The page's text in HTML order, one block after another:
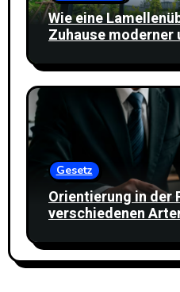
Wie eine
Zuhause
Gesetz
Orientierung in der
verschiedenen